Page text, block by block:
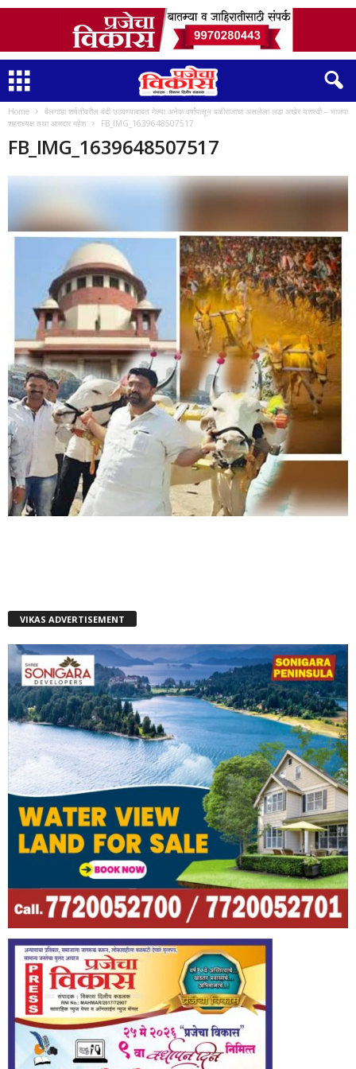
Home
बैलगाडा शर्यतीवरील बंदी उठवण्याबाबत गेल्या अनेक वर्षांपासून बळीराजाचा असलेला लढा अखेर यशस्वी – भाजपा
शहराध्यक्ष तथा आमदार महेश
FB_IMG_1639648507517
FB_IMG_1639648507517
VIKAS ADVERTISEMENT